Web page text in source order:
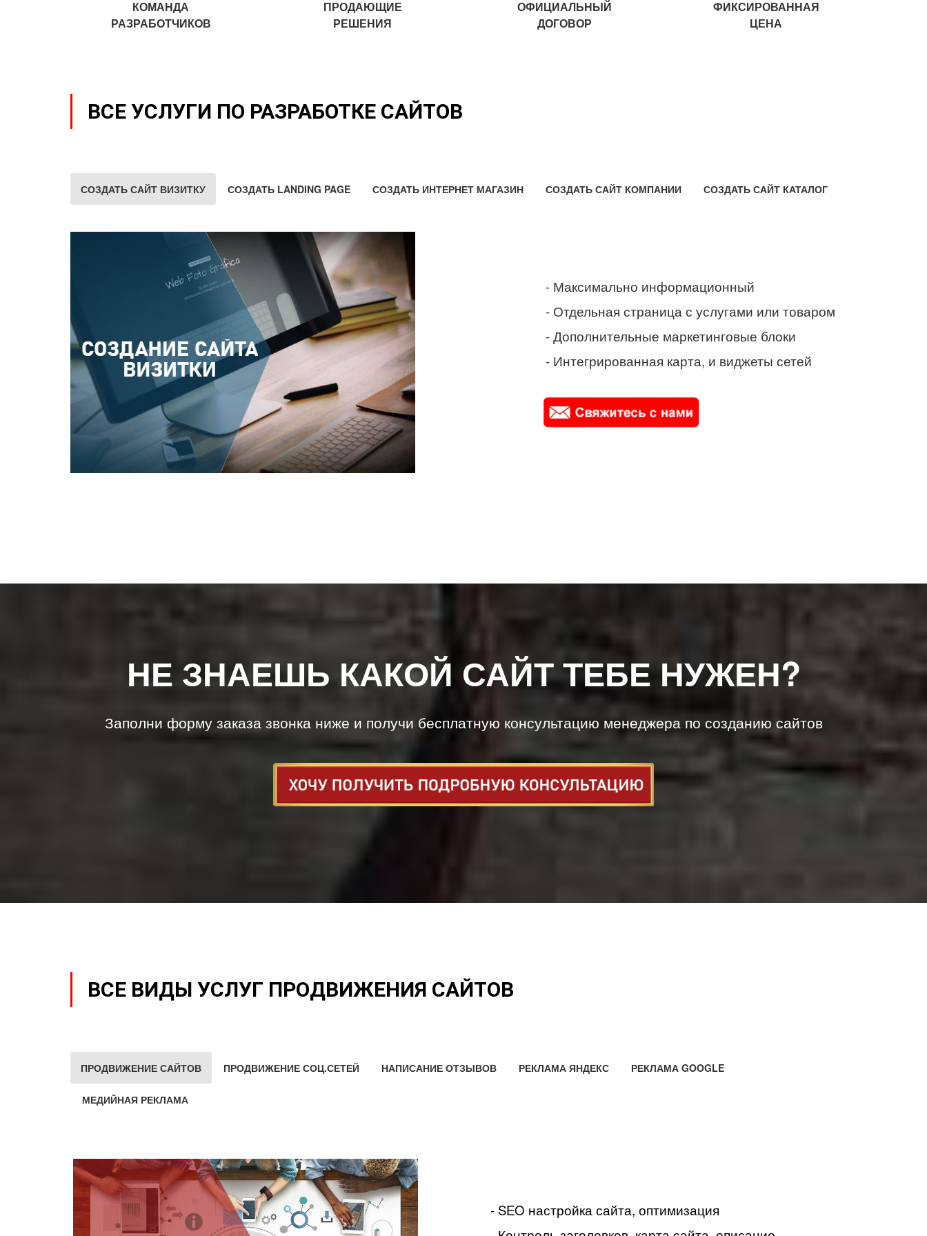
КОМАНДА
РАЗРАБОТЧИКОВ
ПРОДАЮЩИЕ
РЕШЕНИЯ
ОФИЦИАЛЬНЫЙ
ДОГОВОР
ФИКСИРОВАННАЯ
ЦЕНА
ВСЕ УСЛУГИ ПО РАЗРАБОТКЕ САЙТОВ
СОЗДАТЬ САЙТ ВИЗИТКУ СОЗДАТЬ LANDING PAGE СОЗДАТЬ ИНТЕРНЕТ МАГАЗИН СОЗДАТЬ САЙТ КОМПАНИИ СОЗДАТЬ САЙТ КАТАЛОГ
- Максимально информационный
- Отдельная страница с услугами или товаром
- Дополнительные маркетинговые блоки
- Интегрированная карта, и виджеты сетей
НЕ ЗНАЕШЬ КАКОЙ САЙТ ТЕБЕ НУЖЕН?
Заполни форму заказа звонка ниже и получи бесплатную консультацию менеджера по созданию сайтов
ВСЕ ВИДЫ УСЛУГ ПРОДВИЖЕНИЯ САЙТОВ
ПРОДВИЖЕНИЕ САЙТОВ ПРОДВИЖЕНИЕ СОЦ.СЕТЕЙ НАПИСАНИЕ ОТЗЫВОВ РЕКЛАМА ЯНДЕКС РЕКЛАМА GOOGLE
МЕДИЙНАЯ РЕКЛАМА
- SEO настройка сайта, оптимизация